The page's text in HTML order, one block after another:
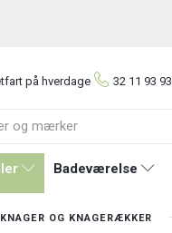
på hverdage 32 11 93 93
Badeværelse
KNAGER OG KNAGERÆKKER